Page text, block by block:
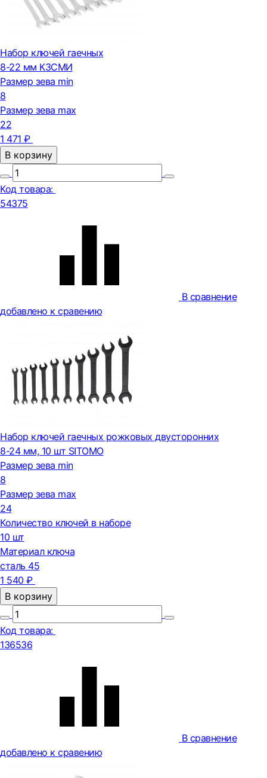
Набор ключей гаечных
8-22 мм КЗСМИ
Размер зева min
8
Размер зева max
22
1 471 ₽
В корзину
Код товара:
54375
В сравнение
добавлено к сравению
Набор ключей гаечных рожковых двусторонних
8-24 мм, 10 шт SITOMO
Размер зева min
8
Размер зева max
24
Количество ключей в наборе
10 шт
Материал ключа
сталь 45
1 540 ₽
В корзину
Код товара:
136536
В сравнение
добавлено к сравению